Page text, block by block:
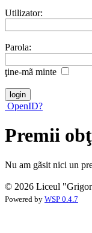
Utilizator:
Parola:
ţine-mã minte
OpenID?
Premii
Nu am gãsit nici un
© 2026 Liceul
Powered by WSP 0.4.7